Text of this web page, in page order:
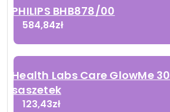
PHILIPS BHB878/00
584,84zł
Health Labs Care GlowMe 30
saszetek
123,43zł